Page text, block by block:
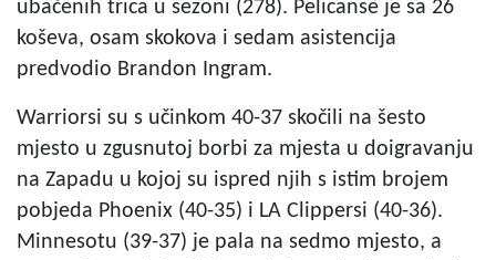
ubačenih trica u sezoni (278). Pelicanse je sa 26
koševa, osam skokova i sedam asistencija
predvodio Brandon Ingram.
Warriorsi su s učinkom 40-37 skočili na šesto
mjesto u zgusnutoj borbi za mjesta u doigravanju
na Zapadu u kojoj su ispred njih s istim brojem
pobjeda Phoenix (40-35) i LA Clippersi (40-36).
Minnesotu (39-37) je pala na sedmo mjesto, a